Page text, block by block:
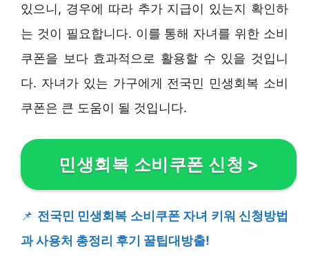
있으니, 경우에 따라 추가 지급이 있는지 확인하
는 것이 필요합니다. 이를 통해 자녀를 위한 소비
쿠폰을 보다 효과적으로 활용할 수 있을 것입니
다. 자녀가 있는 가구에게 전국민 민생회복 소비
쿠폰은 큰 도움이 될 것입니다.
민생회복 소비쿠폰 신청 >
📌 전국민 민생회복 소비쿠폰 자녀 키워 신청방법
과 사용처 총정리 후기 꿀팁대방출!